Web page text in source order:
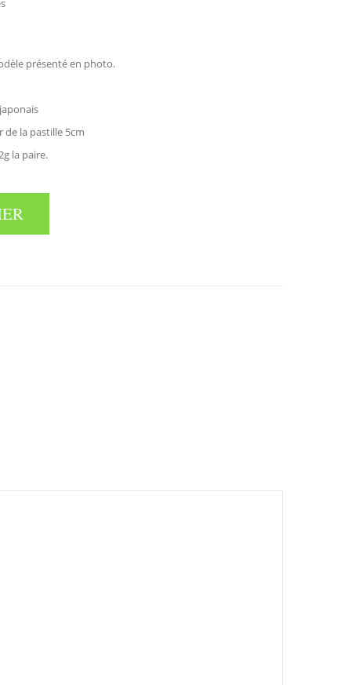
présenté en photo.
la pastille 5cm
la paire.